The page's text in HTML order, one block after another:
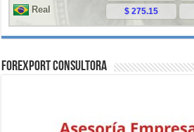
ForExport Consultora